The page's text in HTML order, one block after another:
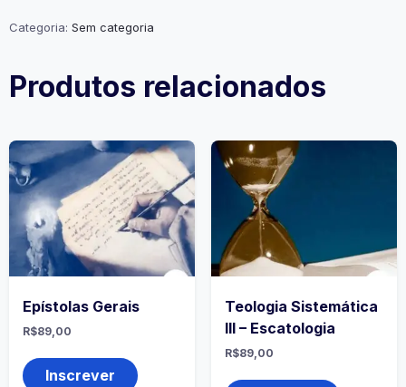
Categoria: Sem categoria
Produtos relacionados
Epístolas Gerais
R$89,00
Inscrever
Teologia Sistemática
III – Escatologia
R$89,00